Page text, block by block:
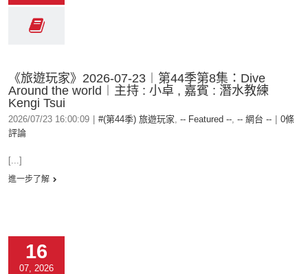
《旅遊玩家》2026-07-23︱第44季第8集：Dive
Around the world︱主持 : 小卓 , 嘉賓 : 潛水教練
Kengi Tsui
2026/07/23 16:00:09 #(第44季) 旅遊玩家, -- Featured --, -- 網台 --
0條
評論
[...]
進一步了解
16
07, 2026